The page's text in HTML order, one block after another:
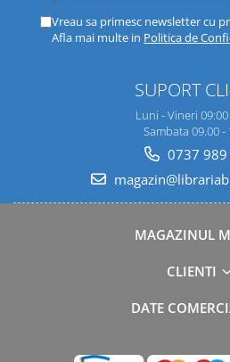
Vreau sa primesc newsletter cu
Afla mai multe in Politica de
SUPORT
Luni - Vineri 09:00
Sambata 09.00 -
0737 989
MAGAZINUL
CLIENTI
DATE